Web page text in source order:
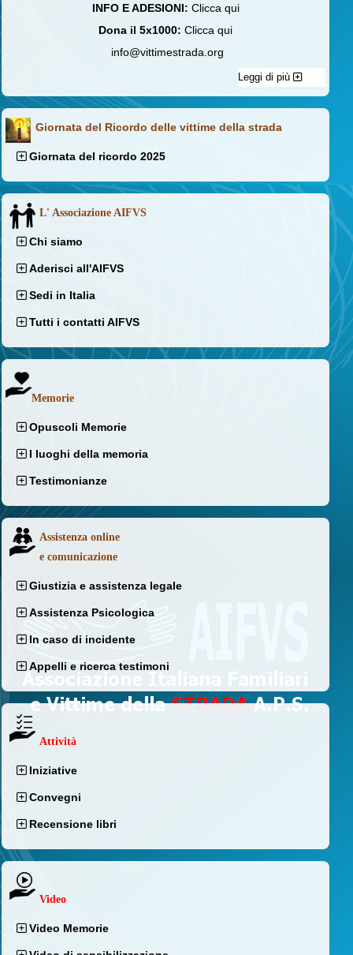
INFO E ADESIONI: Clicca qui
Dona il 5x1000: Clicca qui
info@vittimestrada.org
Leggi di più
Giornata del Ricordo delle vittime della strada
Giornata del ricordo 2025
L' Associazione AIFVS
Chi siamo
Aderisci all'AIFVS
Sedi in Italia
Tutti i contatti AIFVS
Memorie
Opuscoli Memorie
I luoghi della memoria
Testimonianze
Assistenza online
e comunicazione
Giustizia e assistenza legale
Assistenza Psicologica
In caso di incidente
Appelli e ricerca testimoni
Attività
Iniziative
Convegni
Recensione libri
Video
Video Memorie